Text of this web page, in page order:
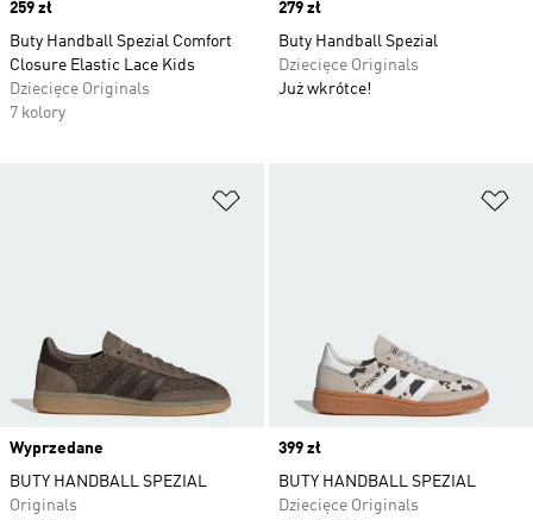
Price
259 zł
Buty Handball Spezial Comfort
Closure Elastic Lace Kids
Dziecięce Originals
7 kolory
Price
279 zł
Buty Handball Spezial
Dziecięce Originals
Już wkrótce!
Wyprzedane
BUTY HANDBALL SPEZIAL
Originals
Price
399 zł
BUTY HANDBALL SPEZIAL
Dziecięce Originals